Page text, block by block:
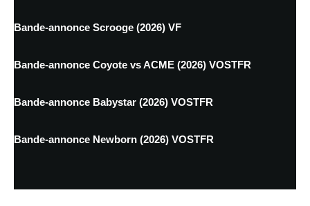
Bande-annonce Scrooge (2026) VF
Bande-annonce Coyote vs ACME (2026) VOSTFR
Bande-annonce Babystar (2026) VOSTFR
Bande-annonce Newborn (2026) VOSTFR